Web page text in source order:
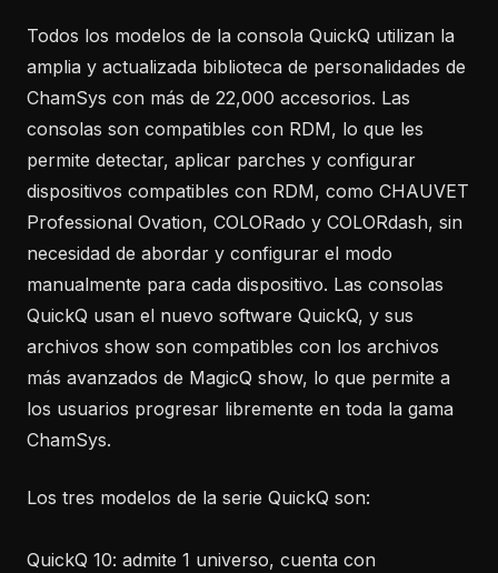
Todos los modelos de la consola QuickQ utilizan la
amplia y actualizada biblioteca de personalidades de
ChamSys con más de 22,000 accesorios. Las
consolas son compatibles con RDM, lo que les
permite detectar, aplicar parches y configurar
dispositivos compatibles con RDM, como CHAUVET
Professional Ovation, COLORado y COLORdash, sin
necesidad de abordar y configurar el modo
manualmente para cada dispositivo. Las consolas
QuickQ usan el nuevo software QuickQ, y sus
archivos show son compatibles con los archivos
más avanzados de MagicQ show, lo que permite a
los usuarios progresar libremente en toda la gama
ChamSys.
Los tres modelos de la serie QuickQ son:
QuickQ 10: admite 1 universo, cuenta con